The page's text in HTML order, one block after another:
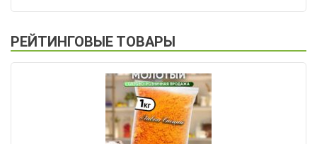
3,100 ₸
РЕЙТИНГОВЫЕ ТОВАРЫ